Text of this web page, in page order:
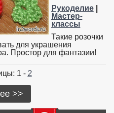
Рукоделие|
Мастер-
классы
Такие розочки
для украшения
Простор для фантазии!
1 - 2
>>